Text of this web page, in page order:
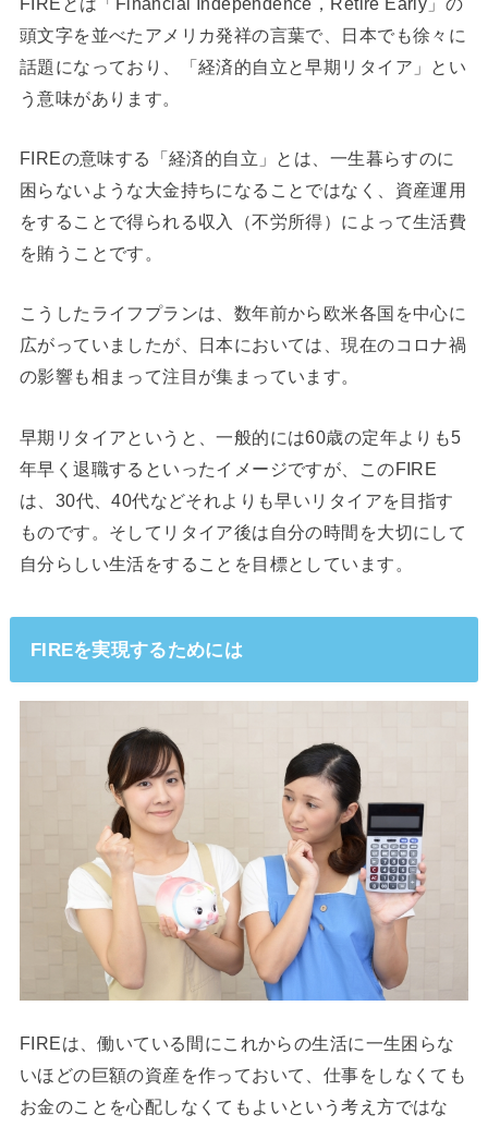
頭文字を並べたアメリカ発祥の言葉で、日本でも徐々に
話題になっており、「経済的自立と早期リタイア」とい
う意味があります。
FIREの意味する「経済的自立」とは、一生暮らすのに
困らないような大金持ちになることではなく、資産運用
をすることで得られる収入（不労所得）によって生活費
を賄うことです。
こうしたライフプランは、数年前から欧米各国を中心に
広がっていましたが、日本においては、現在のコロナ禍
の影響も相まって注目が集まっています。
早期リタイアというと、一般的には60歳の定年よりも5
年早く退職するといったイメージですが、このFIRE
は、30代、40代などそれよりも早いリタイアを目指す
ものです。そしてリタイア後は自分の時間を大切にして
自分らしい生活をすることを目標としています。
FIREを実現するためには
FIREは、働いている間にこれからの生活に一生困らな
いほどの巨額の資産を作っておいて、仕事をしなくても
お金のことを心配しなくてもよいという考え方ではな